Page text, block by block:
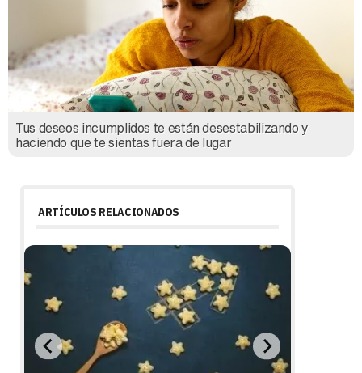
Tus deseos incumplidos te están desestabilizando y
haciendo que te sientas fuera de lugar
ARTÍCULOS RELACIONADOS